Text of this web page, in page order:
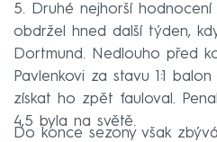
5. Druhé nejhorší hodnocení
obdržel hned další týden,
Dortmund. Nedlouho před
Pavlenkovi za stavu 1:1
získat ho zpět fauloval.
4,5 byla na světě.
Do konce sezony však